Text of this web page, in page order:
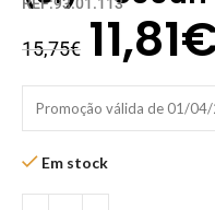
15,75€ 11,81
Promoção válida de 01/
Em stock